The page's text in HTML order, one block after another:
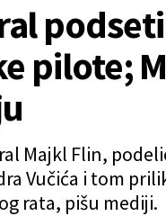
pilote;
Majkl Flin,
Vučića i tom
rata, pišu mediji.